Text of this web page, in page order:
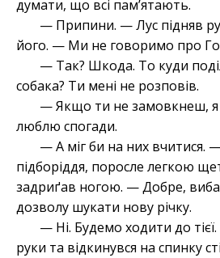
думати, що всі пам’ятають.
— Припини. — Лус підняв
його. — Ми не говоримо про
— Так? Шкода. То куди
собака? Ти мені не розповів.
— Якщо ти не замовкнеш, я
люблю спогади.
— А міг би на них вчитися.
підборіддя, поросле легкою
задриґав ногою. — Добре,
дозволу шукати нову річку.
— Ні. Будемо ходити до
руки та відкинувся на спинку